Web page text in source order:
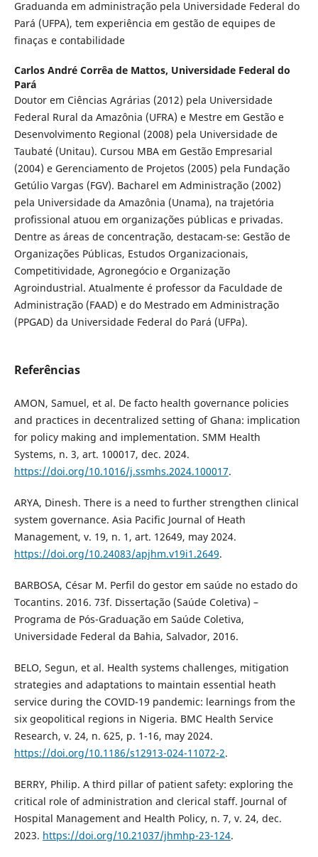
Graduanda em administração pela Universidade Federal do
Pará (UFPA), tem experiência em gestão de equipes de
finaças e contabilidade
Carlos André Corrêa de Mattos, Universidade Federal do
Pará
Doutor em Ciências Agrárias (2012) pela Universidade
Federal Rural da Amazônia (UFRA) e Mestre em Gestão e
Desenvolvimento Regional (2008) pela Universidade de
Taubaté (Unitau). Cursou MBA em Gestão Empresarial
(2004) e Gerenciamento de Projetos (2005) pela Fundação
Getúlio Vargas (FGV). Bacharel em Administração (2002)
pela Universidade da Amazônia (Unama), na trajetória
profissional atuou em organizações públicas e privadas.
Dentre as áreas de concentração, destacam-se: Gestão de
Organizações Públicas, Estudos Organizacionais,
Competitividade, Agronegócio e Organização
Agroindustrial. Atualmente é professor da Faculdade de
Administração (FAAD) e do Mestrado em Administração
(PPGAD) da Universidade Federal do Pará (UFPa).
Referências
AMON, Samuel, et al. De facto health governance policies
and practices in decentralized setting of Ghana: implication
for policy making and implementation. SMM Health
Systems, n. 3, art. 100017, dec. 2024.
https://doi.org/10.1016/j.ssmhs.2024.100017.
ARYA, Dinesh. There is a need to further strengthen clinical
system governance. Asia Pacific Journal of Heath
Management, v. 19, n. 1, art. 12649, may 2024.
https://doi.org/10.24083/apjhm.v19i1.2649.
BARBOSA, César M. Perfil do gestor em saúde no estado do
Tocantins. 2016. 73f. Dissertação (Saúde Coletiva) –
Programa de Pós-Graduação em Saúde Coletiva,
Universidade Federal da Bahia, Salvador, 2016.
BELO, Segun, et al. Health systems challenges, mitigation
strategies and adaptations to maintain essential heath
service during the COVID-19 pandemic: learnings from the
six geopolitical regions in Nigeria. BMC Health Service
Research, v. 24, n. 625, p. 1-16, may 2024.
https://doi.org/10.1186/s12913-024-11072-2.
BERRY, Philip. A third pillar of patient safety: exploring the
critical role of administration and clerical staff. Journal of
Hospital Management and Health Policy, n. 7, v. 24, dec.
2023. https://doi.org/10.21037/jhmhp-23-124.